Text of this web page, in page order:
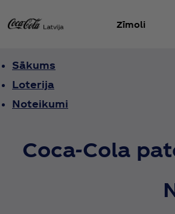
Zīmoli
Sākums
Loterija
Noteikumi
Coca‑Cola